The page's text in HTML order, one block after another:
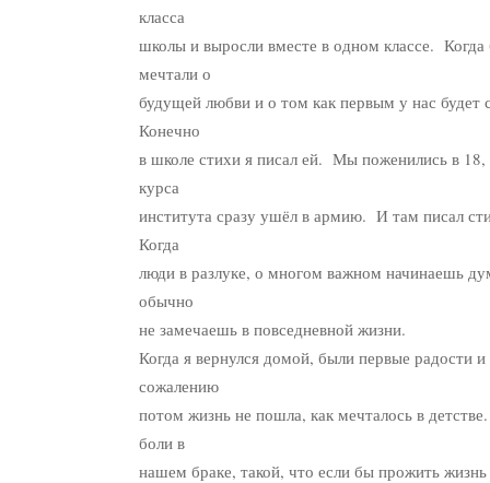
класса
школы и выросли вместе в одном классе. Когда
мечтали о
будущей любви и о том как первым у нас
Конечно
в школе стихи я писал ей. Мы поженились в 18,
курса
института сразу ушёл в армию. И там писал
Когда
люди в разлуке, о многом важном начинаешь
обычно
не замечаешь в повседневной жизни.
Когда я вернулся домой, были первые радости и
сожалению
потом жизнь не пошла, как мечталось в
боли в
нашем браке, такой, что если бы прожить жизнь